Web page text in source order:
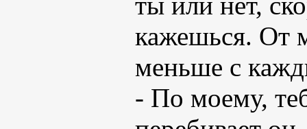
кажешься. От
меньше с
- По моему,